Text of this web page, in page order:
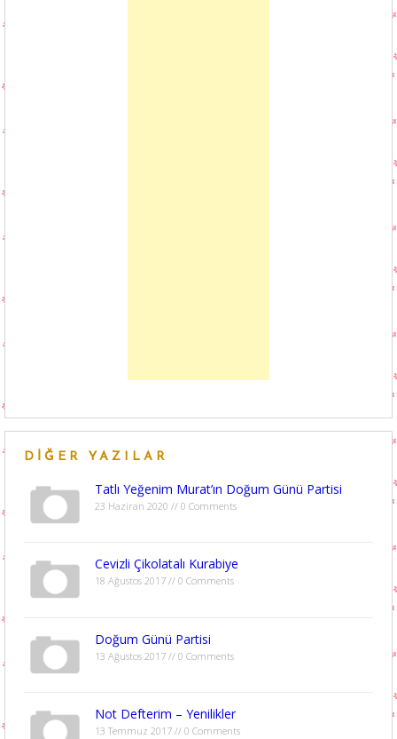
DIĞER YAZILAR
Tatlı Yeğenim Murat’ın Doğum Günü Partisi
23 Haziran 2020 // 0 Comments
Cevizli Çikolatalı Kurabiye
18 Ağustos 2017 // 0 Comments
Doğum Günü Partisi
13 Ağustos 2017 // 0 Comments
Not Defterim – Yenilikler
13 Temmuz 2017 // 0 Comments